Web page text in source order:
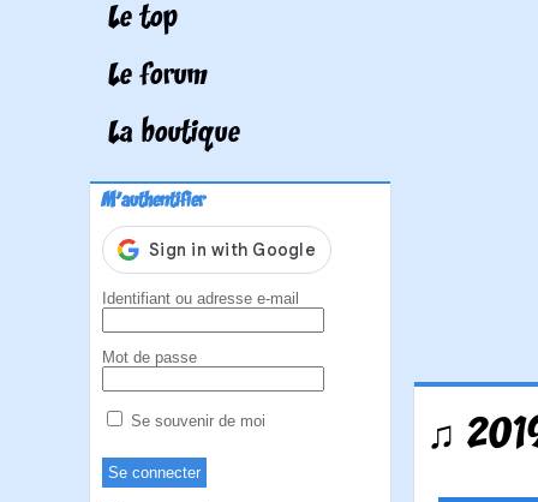
Le top
Le forum
La boutique
M'authentifier
Identifiant ou adresse e-mail
Mot de passe
Se souvenir de moi ♫